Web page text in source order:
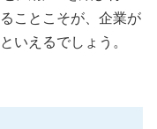
ことこそが、企業が
いえるでしょう。